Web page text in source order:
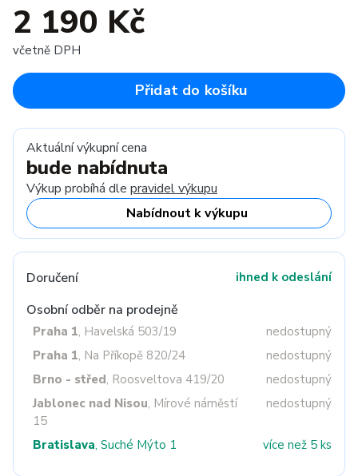
2 190 Kč
včetně DPH
Přidat do košíku
Aktuální výkupní cena
bude nabídnuta
Výkup probíhá dle pravidel výkupu
Nabídnout k výkupu
Doručení ihned k odeslání
Osobní odběr na prodejně
Praha 1, Havelská 503/19
nedostupný
Praha 1, Na Příkopě 820/24
nedostupný
Brno - střed, Roosveltova 419/20
nedostupný
Jablonec nad Nisou, Mírové náměstí
15
nedostupný
Bratislava, Suché Mýto 1 více než 5 ks